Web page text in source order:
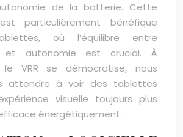
de la batterie. Cette
particulièrement bénéfique
où l’équilibre entre
et autonomie est crucial. À
VRR se démocratise, nous
attendre à voir des tablettes
visuelle toujours plus
énergétiquement.